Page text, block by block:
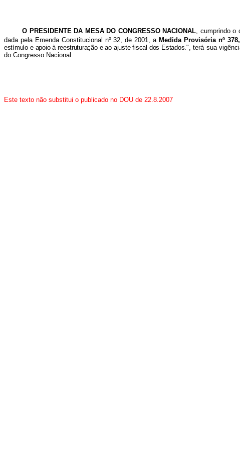
O PRESIDENTE DA MESA DO CONGRESSO NACIONAL, cumprindo o
dada pela Emenda Constitucional nº 32, de 2001, a Medida Provisória nº
estímulo e apoio à reestruturação e ao ajuste fiscal dos Estados.", terá sua
do Congresso Nacional.
Este texto não substitui o publicado no DOU de 22.8.2007